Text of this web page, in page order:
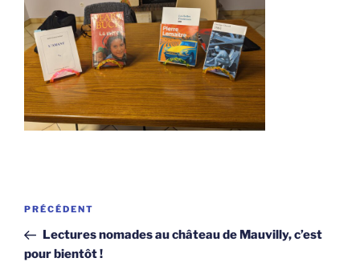
Navigation
l’article
Article
précédent
PRÉCÉDENT
Lectures nomades au château de Mauvilly, c’est
pour bientôt !